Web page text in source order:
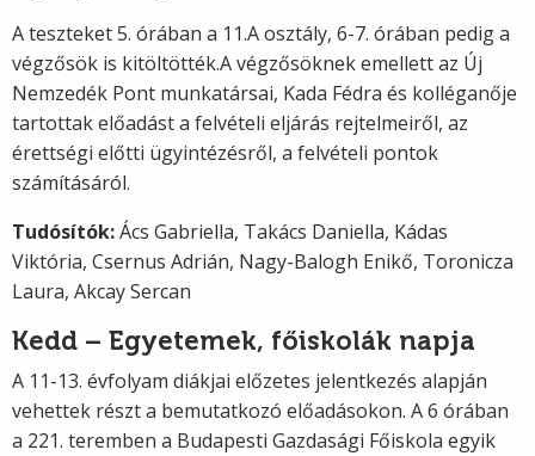
A teszteket 5. órában a 11.A osztály, 6-7. órában pedig a
végzősök is kitöltötték.A végzősöknek emellett az Új
Nemzedék Pont munkatársai, Kada Fédra és kolléganője
tartottak előadást a felvételi eljárás rejtelmeiről, az
érettségi előtti ügyintézésről, a felvételi pontok
számításáról.
Tudósítók:Ács Gabriella, Takács Daniella, Kádas
Viktória, Csernus Adrián, Nagy-Balogh Enikő, Toronicza
Laura, Akcay Sercan
Kedd – Egyetemek, főiskolák napja
A 11-13. évfolyam diákjai előzetes jelentkezés alapján
vehettek részt a bemutatkozó előadásokon. A 6 órában
a 221. teremben a Budapesti Gazdasági Főiskola egyik